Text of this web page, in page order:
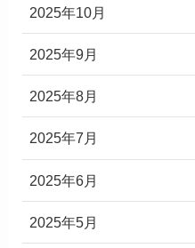
2025年10月
2025年9月
2025年8月
2025年7月
2025年6月
2025年5月